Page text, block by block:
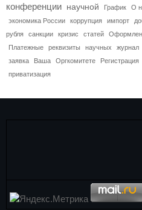
конференции научной График О
экономика России
коррупция импорт
рубля
санкции кризис статей
Платежные
реквизиты научных журнал
заявка
Ваша Оргкомитете Регистрация
приватизация